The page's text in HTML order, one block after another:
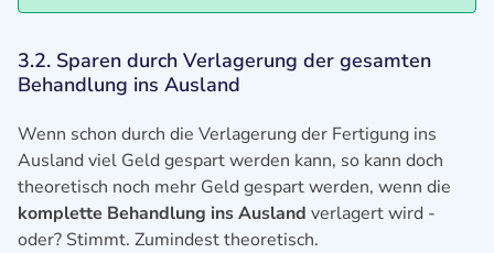
3.2. Sparen durch Verlagerung der gesamten
Behandlung ins Ausland
Wenn schon durch die Verlagerung der Fertigung ins
Ausland viel Geld gespart werden kann, so kann doch
theoretisch noch mehr Geld gespart werden, wenn die
komplette Behandlung ins Ausland verlagert wird -
oder? Stimmt. Zumindest theoretisch.